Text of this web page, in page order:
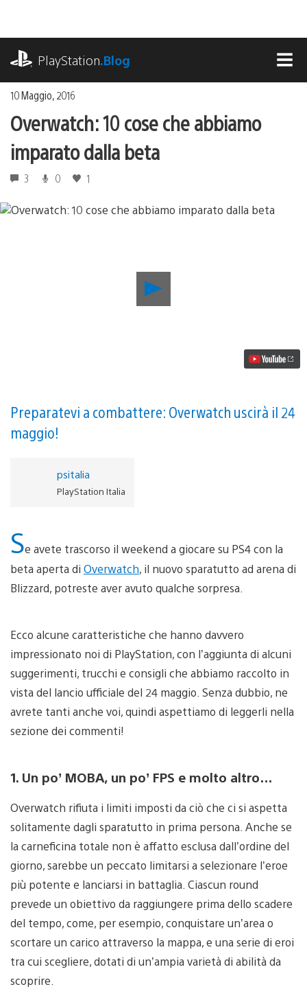
contenuto
PlayStation.Blog
10 Maggio, 2016
Overwatch: 10 cose che abbiamo
imparato dalla beta
3 0 1
Overwatch:
Preparatevi a combattere: Overwatch uscirà il 24
maggio!
psitalia
PlayStation Italia
Se avete trascorso il weekend a giocare su PS4 con la
beta aperta di Overwatch, il nuovo sparatutto ad arena di
Blizzard, potreste aver avuto qualche sorpresa.
Ecco alcune caratteristiche che hanno davvero
impressionato noi di PlayStation, con l’aggiunta di alcuni
suggerimenti, trucchi e consigli che abbiamo raccolto in
vista del lancio ufficiale del 24 maggio. Senza dubbio, ne
avrete tanti anche voi, quindi aspettiamo di leggerli nella
sezione dei commenti!
1. Un po’ MOBA, un po’ FPS e molto altro…
Overwatch rifiuta i limiti imposti da ciò che ci si aspetta
solitamente dagli sparatutto in prima persona. Anche se
la carneficina totale non è affatto esclusa dall’ordine del
giorno, sarebbe un peccato limitarsi a selezionare l’eroe
più potente e lanciarsi in battaglia. Ciascun round
prevede un obiettivo da raggiungere prima dello scadere
del tempo, come, per esempio, conquistare un’area o
scortare un carico attraverso la mappa, e una serie di eroi
tra cui scegliere, dotati di un’ampia varietà di abilità da
scoprire.